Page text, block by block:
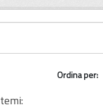
Ordina per
temi: